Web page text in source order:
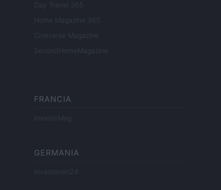
Day Travel 365
Home Magazine 365
Cineverse Magazine
SecondHomeMagazine
FRANCIA
InvestirMag
GERMANIA
Investieren24